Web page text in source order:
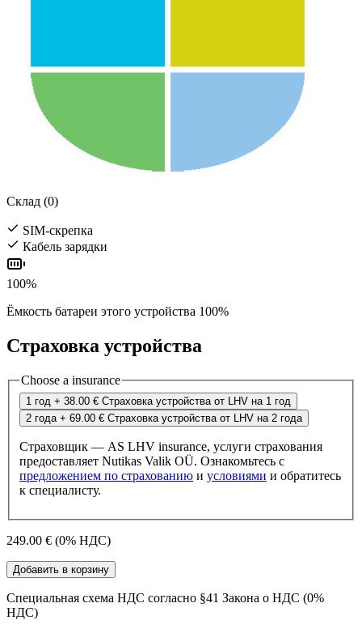
Склад (0)
SIM-скрепка
Кабель зарядки
100%
Ёмкость батареи этого устройства 100%
Страховка устройства
Choose a insurance
1 год + 38.00 € Страховка устройства от LHV на 1 год
2 года + 69.00 € Страховка устройства от LHV на 2 года
Страховщик — AS LHV insurance, услуги страхования
предоставляет Nutikas Valik OÜ. Ознакомьтесь с
предложением по страхованию и условиями и обратитесь
к специалисту.
249.00 € (0% НДС)
Добавить в корзину
Специальная схема НДС согласно §41 Закона о НДС (0%
НДС)